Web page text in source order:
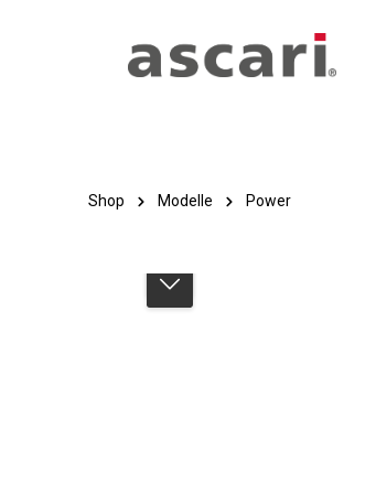
Shop Modelle Power